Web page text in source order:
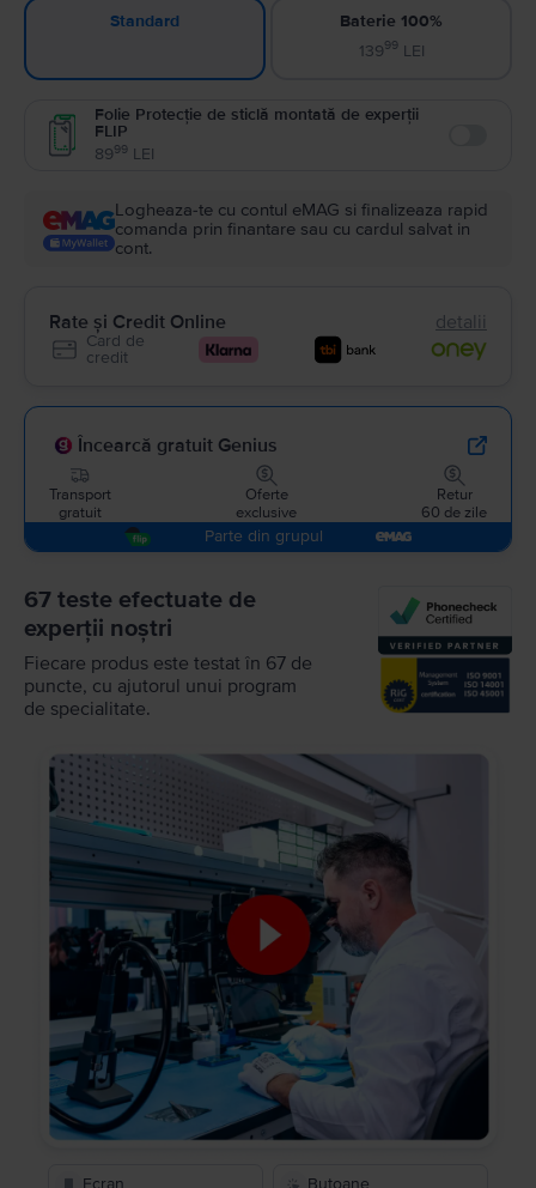
Standard
Baterie 100%
13999LEI
Folie Protecție de sticlă montată de experții
FLIP
8999 LEI
Logheaza-te cu contul eMAG si finalizeaza rapid
comanda prin finantare sau cu cardul salvat in
cont.
Rate și Credit Online detalii
Card de
credit
Încearcă gratuit Genius
Transport
gratuit
Oferte
exclusive
Retur
60 de zile
Parte din grupul
67 teste efectuate de
experții noștri
Fiecare produs este testat în 67 de
puncte, cu ajutorul unui program
de specialitate.